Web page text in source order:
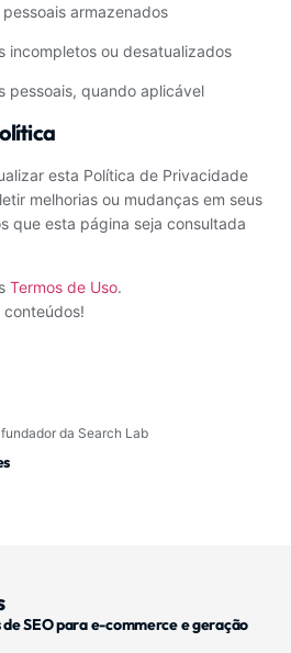
armazenados
incompletos ou desatualizados
pessoais, quando aplicável
esta Política de Privacidade
melhorias ou mudanças em seus
que esta página seja consultada
Termos de Uso.
da Search Lab
SEO para e-commerce e geração